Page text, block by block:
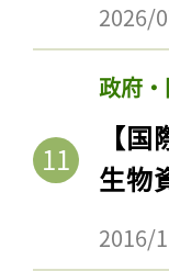
2026/
政府
【
生物
2016/